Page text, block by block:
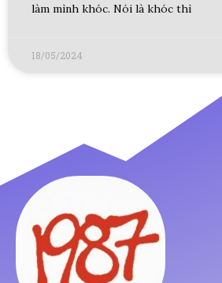
làm mình khóc. Nói là khóc thì
18/05/2024